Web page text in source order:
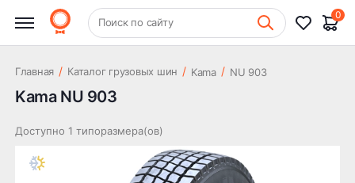
+7 (831) 261-35-35 Шиномонтаж
Поиск по сайту
0
Главная / Каталог грузовых шин / Kama / NU 903
Kama NU 903
Доступно 1 типоразмера(ов)